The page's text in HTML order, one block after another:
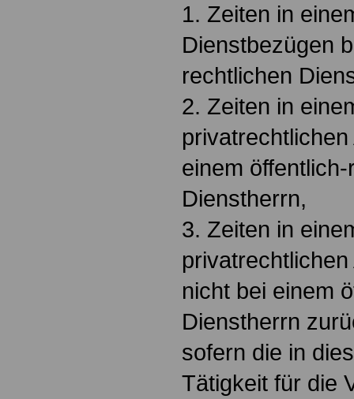
1. Zeiten in
Dienstbezügen
rechtlichen
2. Zeiten in
einem
Dienstherrn,
3. Zeiten in
nicht bei einem
Dienstherrn
sofern die in
Tätigkeit für die